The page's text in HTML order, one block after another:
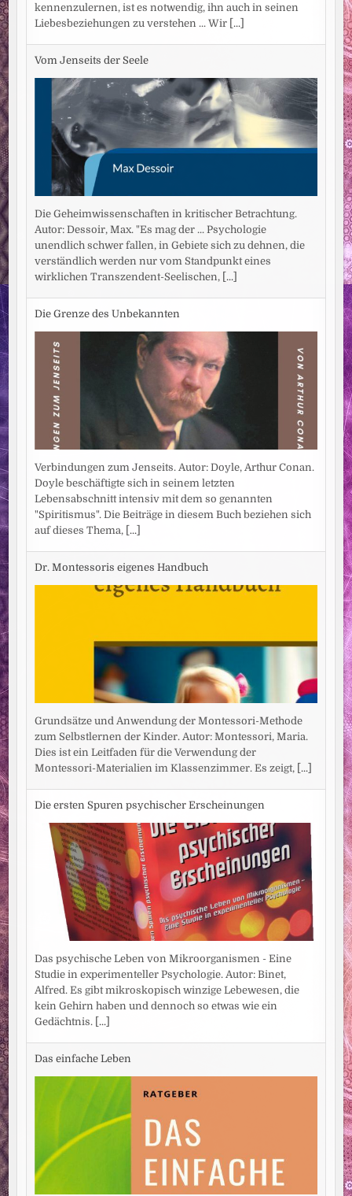
kennenzulernen, ist es notwendig, ihn auch in seinen
Liebesbeziehungen zu verstehen ... Wir [...]
Vom Jenseits der Seele
Die Geheimwissenschaften in kritischer Betrachtung.
Autor: Dessoir, Max. "Es mag der ... Psychologie
unendlich schwer fallen, in Gebiete sich zu dehnen, die
verständlich werden nur vom Standpunkt eines
wirklichen Transzendent-Seelischen, [...]
Die Grenze des Unbekannten
Verbindungen zum Jenseits. Autor: Doyle, Arthur Conan.
Doyle beschäftigte sich in seinem letzten
Lebensabschnitt intensiv mit dem so genannten
"Spiritismus". Die Beiträge in diesem Buch beziehen sich
auf dieses Thema, [...]
Dr. Montessoris eigenes Handbuch
Grundsätze und Anwendung der Montessori-Methode
zum Selbstlernen der Kinder. Autor: Montessori, Maria.
Dies ist ein Leitfaden für die Verwendung der
Montessori-Materialien im Klassenzimmer. Es zeigt, [...]
Die ersten Spuren psychischer Erscheinungen
Das psychische Leben von Mikroorganismen - Eine
Studie in experimenteller Psychologie. Autor: Binet,
Alfred. Es gibt mikroskopisch winzige Lebewesen, die
kein Gehirn haben und dennoch so etwas wie ein
Gedächtnis. [...]
Das einfache Leben